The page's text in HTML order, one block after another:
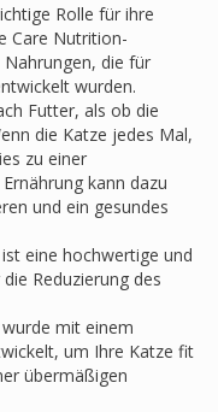
Rolle für ihre
Care Nutrition-
die für
wurden.
Futter, als ob die
die Katze jedes Mal,
zu einer
kann dazu
und ein gesundes
eine hochwertige und
Reduzierung des
mit einem
um Ihre Katze fit
übermäßigen